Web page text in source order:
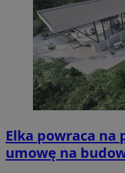
Elka powraca na
umowę na